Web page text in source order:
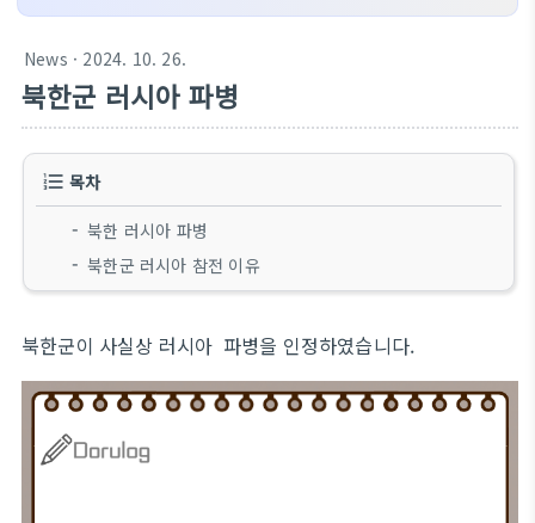
News · 2024. 10. 26.
북한군 러시아 파병
목차
북한 러시아 파병
북한군 러시아 참전 이유
북한군이 사실상 러시아 파병을 인정하였습니다.